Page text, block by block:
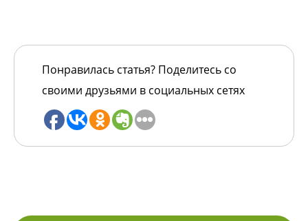
Понравилась статья? Поделитесь со
своими друзьями в социальных сетях